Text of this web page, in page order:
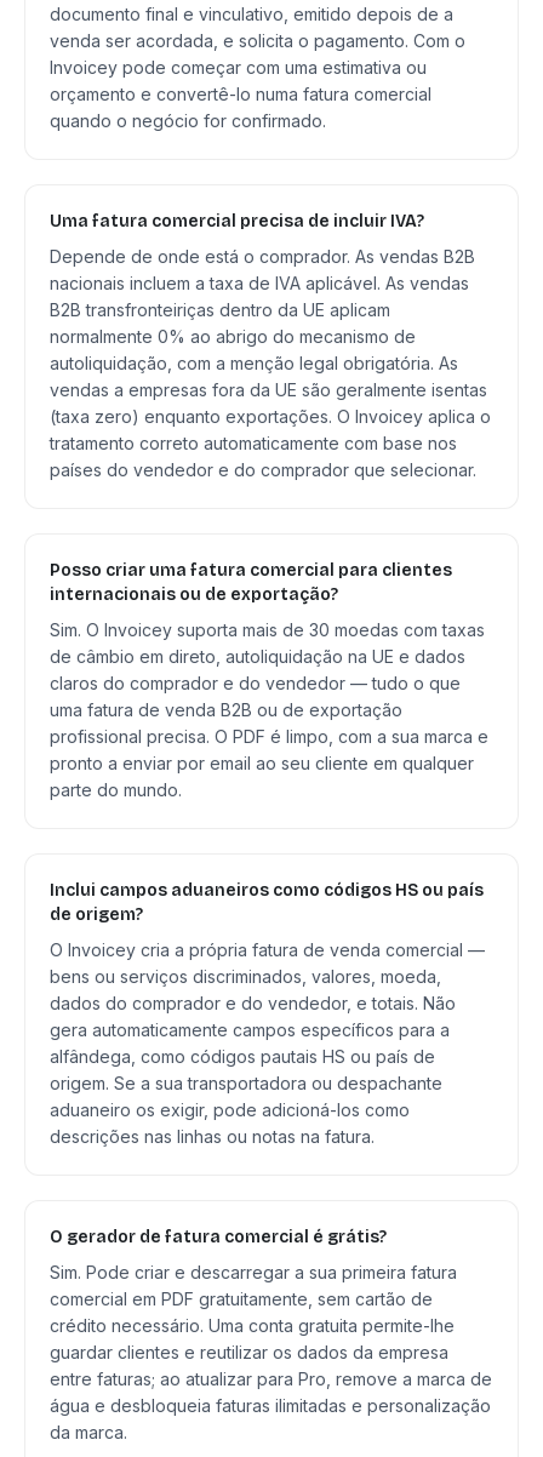
documento final e vinculativo, emitido depois de a
venda ser acordada, e solicita o pagamento. Com o
Invoicey pode começar com uma estimativa ou
orçamento e convertê-lo numa fatura comercial
quando o negócio for confirmado.
Uma fatura comercial precisa de incluir IVA?
Depende de onde está o comprador. As vendas B2B
nacionais incluem a taxa de IVA aplicável. As vendas
B2B transfronteiriças dentro da UE aplicam
normalmente 0% ao abrigo do mecanismo de
autoliquidação, com a menção legal obrigatória. As
vendas a empresas fora da UE são geralmente isentas
(taxa zero) enquanto exportações. O Invoicey aplica o
tratamento correto automaticamente com base nos
países do vendedor e do comprador que selecionar.
Posso criar uma fatura comercial para clientes
internacionais ou de exportação?
Sim. O Invoicey suporta mais de 30 moedas com taxas
de câmbio em direto, autoliquidação na UE e dados
claros do comprador e do vendedor — tudo o que
uma fatura de venda B2B ou de exportação
profissional precisa. O PDF é limpo, com a sua marca e
pronto a enviar por email ao seu cliente em qualquer
parte do mundo.
Inclui campos aduaneiros como códigos HS ou país
de origem?
O Invoicey cria a própria fatura de venda comercial —
bens ou serviços discriminados, valores, moeda,
dados do comprador e do vendedor, e totais. Não
gera automaticamente campos específicos para a
alfândega, como códigos pautais HS ou país de
origem. Se a sua transportadora ou despachante
aduaneiro os exigir, pode adicioná-los como
descrições nas linhas ou notas na fatura.
O gerador de fatura comercial é grátis?
Sim. Pode criar e descarregar a sua primeira fatura
comercial em PDF gratuitamente, sem cartão de
crédito necessário. Uma conta gratuita permite-lhe
guardar clientes e reutilizar os dados da empresa
entre faturas; ao atualizar para Pro, remove a marca de
água e desbloqueia faturas ilimitadas e personalização
da marca.